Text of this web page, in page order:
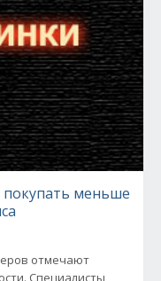
меньше
отмечают
Специалисты